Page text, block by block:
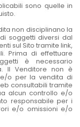
sono quelle in
non disciplinano la
soggetti diversi dal
sul Sito tramite link,
Prima di effettuare
è necessario
Il Venditore non è
o per la vendita di
consultabili tramite
alcun controllo e/o
responsabile per i
e/o omissioni e/o